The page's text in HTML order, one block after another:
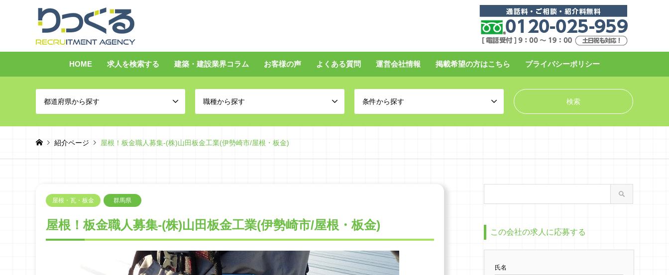
HOME 求人を検索する 建築・建設業界コラム お客様の声 よくある質問 運営会社情報 掲載希望の方はこちら プライバシーポリシー
都道府県から探す 職種から探す 条件から探す
紹介ページ 屋根！板金職人募集-(株)山田板金工業(伊勢崎市/屋根・板金)
屋根・瓦・板金 群馬県
屋根！板金職人募集-(株)山田板金工業(伊勢崎市/屋根・板金)
この会社の求人に応募する
氏名